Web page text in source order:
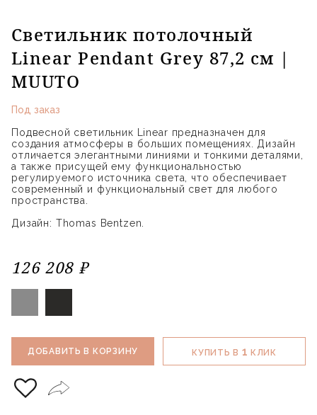
Светильник потолочный
Linear Pendant Grey 87,2 см |
MUUTO
Под заказ
Подвесной светильник Linear предназначен для
создания атмосферы в больших помещениях. Дизайн
отличается элегантными линиями и тонкими деталями,
а также присущей ему функциональностью
регулируемого источника света, что обеспечивает
современный и функциональный свет для любого
пространства.
Дизайн: Thomas Bentzen.
126 208 ₽
ДОБАВИТЬ В КОРЗИНУ КУПИТЬ В 1 КЛИК